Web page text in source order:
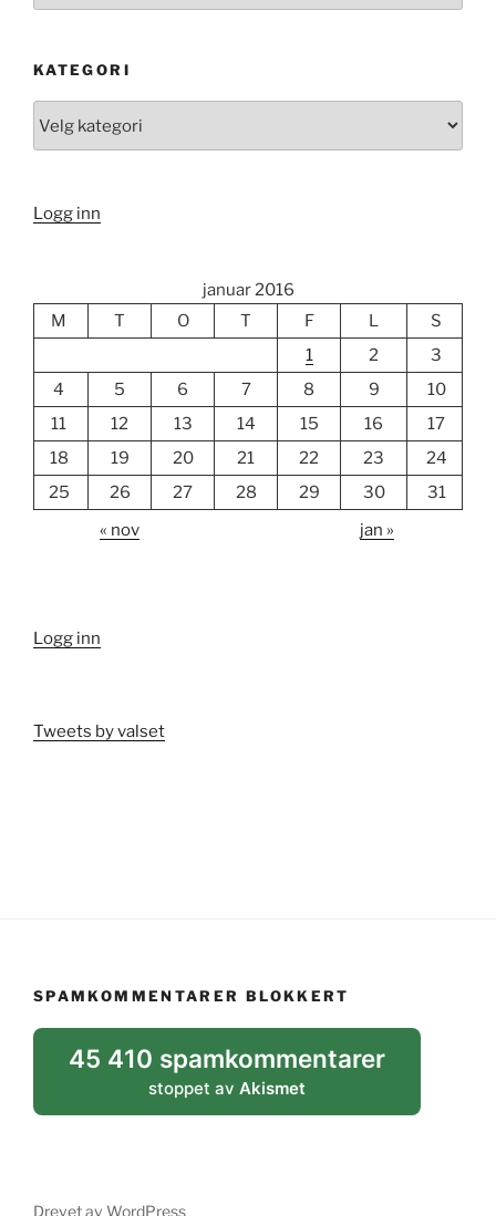
KATEGORI
Logg inn
januar 2016
M
T O T F L
S
1
2
3
4
5 6 7 8 9
10
11
12 13 14 15 16
17
18
19 20 21 22 23
24
25
26 27 28 29 30
31
« nov
jan »
Logg inn
Tweets by valset
SPAMKOMMENTARER BLOKKERT
45 410 spamkommentarer
stoppet av Akismet
Drevet av WordPress